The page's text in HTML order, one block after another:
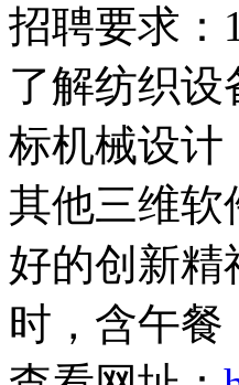
招聘要求：
了解纺织
标机械设计
其他三维软
好的创新精
时，含午餐